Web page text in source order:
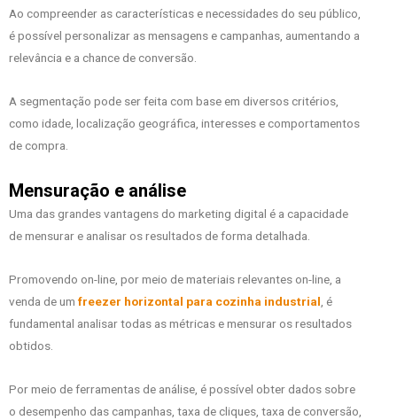
Ao compreender as características e necessidades do seu público,
é possível personalizar as mensagens e campanhas, aumentando a
relevância e a chance de conversão.
A segmentação pode ser feita com base em diversos critérios,
como idade, localização geográfica, interesses e comportamentos
de compra.
Mensuração e análise
Uma das grandes vantagens do marketing digital é a capacidade
de mensurar e analisar os resultados de forma detalhada.
Promovendo on-line, por meio de materiais relevantes on-line, a
venda de um freezer horizontal para cozinha industrial , é
fundamental analisar todas as métricas e mensurar os resultados
obtidos.
Por meio de ferramentas de análise, é possível obter dados sobre
o desempenho das campanhas, taxa de cliques, taxa de conversão,